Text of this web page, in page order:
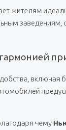
жителям
включая
чему